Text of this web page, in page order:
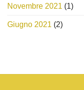
Novembre 2021 (1)
Giugno 2021 (2)